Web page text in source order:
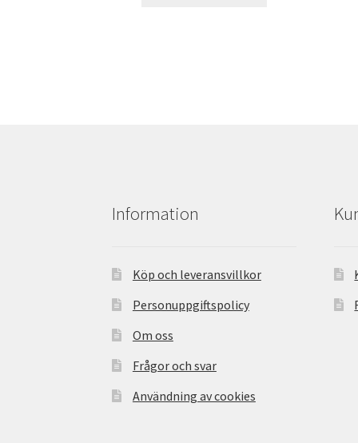
Information
Köp och leveransvillkor
Personuppgiftspolicy
Om oss
Frågor och svar
Användning av cookies